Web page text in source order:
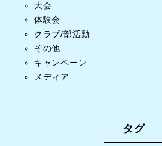
大会
体験会
クラブ/部活動
その他
キャンペーン
メディア
タグ